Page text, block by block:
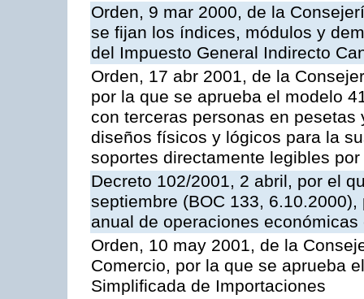
Orden, 9 mar 2000, de la
se fijan los índices, módulos y
del Impuesto General Indirecto
Orden, 17 abr 2001, de la
por la que se aprueba el modelo
con terceras personas en
diseños físicos y lógicos para la
soportes directamente legibles
Decreto 102/2001, 2 abril, por el
septiembre (BOC 133,
anual de operaciones
Orden, 10 may 2001, de la
Comercio, por la que se aprueba
Simplificada de Importaciones